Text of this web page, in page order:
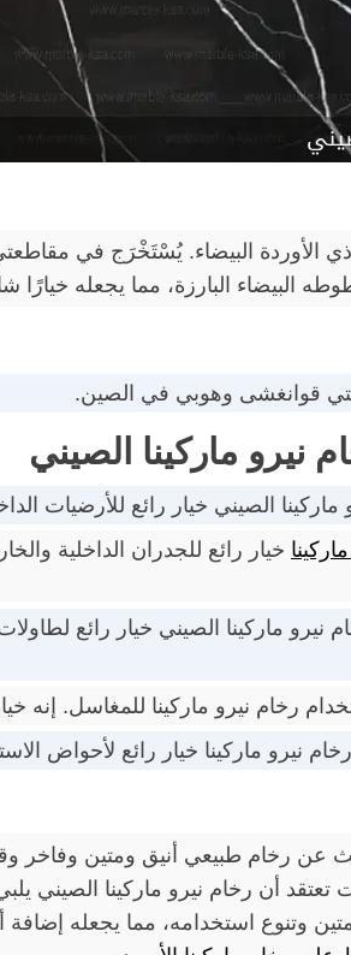
الأوردة البيضاء. يُسْتَخْرَج في
البيضاء البارزة، مما يجعله خيارًا
قوانغشى وهوبي في الصين.
نيرو ماركينا الصيني
الصيني خيار رائع للأرضيات
خيار رائع للجدران الداخلية
نيرو ماركينا الصيني خيار رائع
رخام نيرو ماركينا للمغاسل. إنه
نيرو ماركينا خيار رائع لأحواض
عن رخام طبيعي أنيق ومتين وفاخر
تعتقد أن رخام نيرو ماركينا الصيني
وتنوع استخدامه، مما يجعله إضافة